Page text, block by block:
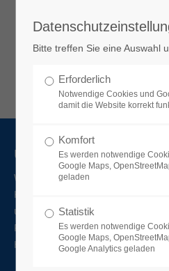
Über uns
Wir sind Dienstleister für
Komplettgeräte im
und Produzent für Endprodukte
Funkbereich. Dadurch bieten wir
Höchstmaß an Flexibilität und
Bitte treffen Sie eine Auswahl
Erforderlich
Notwendige Cookies und
damit die Website korrekt
Komfort
Es werden notwendige
Google Maps,
geladen
Statistik
Es werden notwendige
Google Maps,
Google Analytics geladen